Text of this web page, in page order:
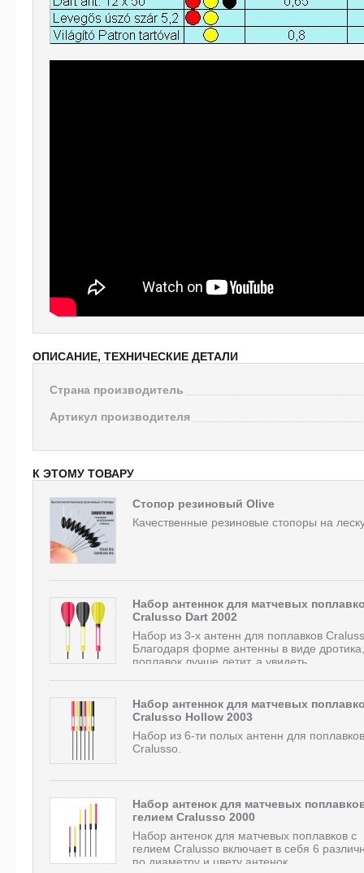
ОПИСАНИЕ, ТЕХНИЧЕСКИЕ ДЕТАЛИ
Страна производитель
Артикул производителя
К ЭТОМУ ТОВАРУ
Стопор резиновый Olive
Качественные резиновые стопоры на
Набор антеннок для матчевых
Cralusso Dart 2002
Набор из 3-х антенн для поплавков
Благодаря форме антенны в виде дротика,
поплавок лучше летит, а увидеть...
Набор антеннок для матчевых
Cralusso Hollow 2003
Набор из 6-ти полых антенн для поплавков
Cralusso.
Набор антенок для матчевых
гелием Cralusso 2000
Набор антенок для матчевых поплавков с
гелием Cralusso включает в себя 6
по диаметру и цвету антенок.